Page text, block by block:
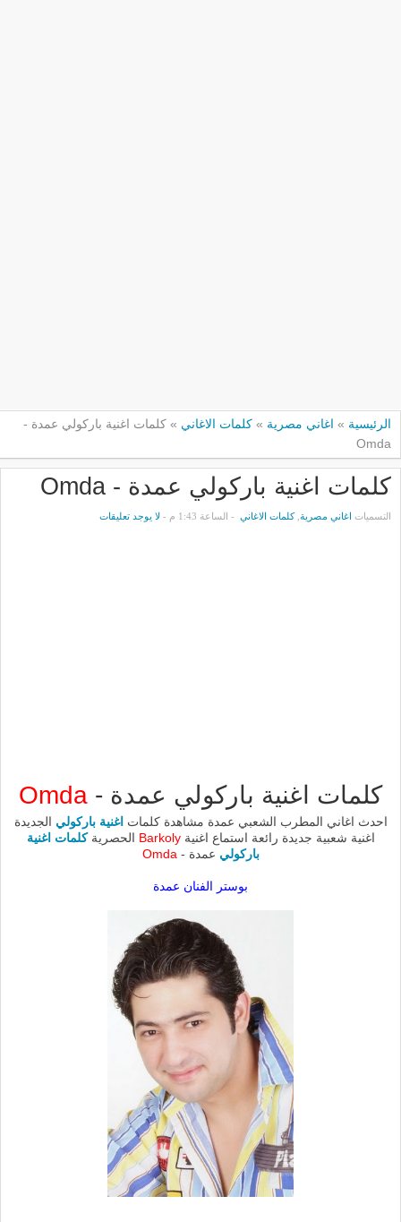
الرئيسية » اغاني مصرية » كلمات الاغاني » كلمات اغنية باركولي عمدة -
Omda
كلمات اغنية باركولي عمدة - Omda
التسميات اغاني مصرية ,كلمات الاغاني - الساعة 1:43 م - لا يوجد تعليقات
كلمات اغنية باركولي عمدة - Omda
احدث اغاني المطرب الشعبي عمدة مشاهدة كلمات اغنية باركولي الجديدة
اغنية شعبية جديدة رائعة استماع اغنيةBarkoly الحصريةكلمات اغنية
باركولي عمدة - Omda
بوستر الفنان عمدة